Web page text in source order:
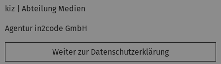
kiz | Abteilung Medien
Agentur in2code GmbH
Weiter zur Datenschutzerklärung